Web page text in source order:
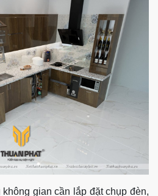
gian cần lắp đặt chụp đèn,